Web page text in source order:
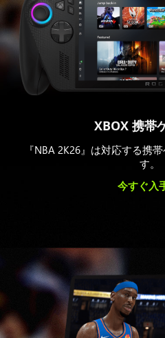
XBOX 携帯
『NBA 2K26』は対応する携
す。
今すぐ入